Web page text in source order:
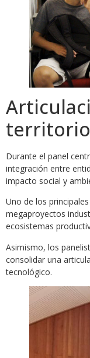
territorio
Durante el panel
integración entre
impacto social y
Uno de los
megaproyectos
ecosistemas
Asimismo, los
consolidar una
tecnológico.